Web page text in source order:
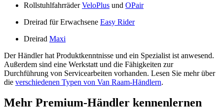
RollstuhlfahrräderVeloPlus und OPair
Dreirad für Erwachsene Easy Rider
Dreirad Maxi
Der Händler hat Produktkenntnisse und ein Spezialist ist anwesend.
Außerdem sind eine Werkstatt und die Fähigkeiten zur
Durchführung von Servicearbeiten vorhanden. Lesen Sie mehr über
die verschiedenen Typen von Van Raam-Händlern.
Mehr Premium-Händler kennenlernen